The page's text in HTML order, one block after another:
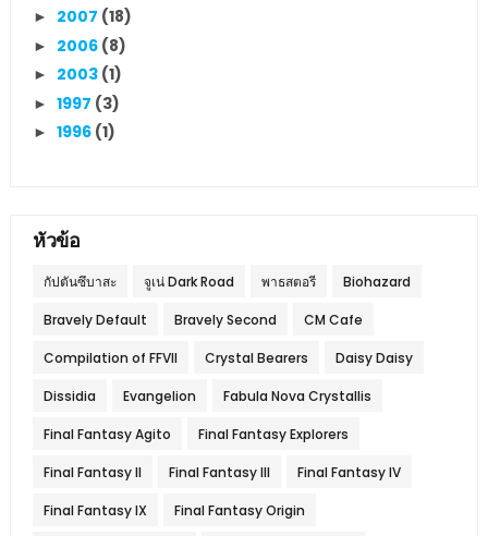
► 2007 (18)
► 2006 (8)
► 2003 (1)
► 1997 (3)
► 1996 (1)
หัวข้อ
กัปตันซึบาสะ จูเน่ Dark Road พาธสตอรี Biohazard
Bravely Default Bravely Second CM Cafe
Compilation of FFVII Crystal Bearers Daisy Daisy
Dissidia Evangelion Fabula Nova Crystallis
Final Fantasy Agito Final Fantasy Explorers
Final Fantasy II Final Fantasy III Final Fantasy IV
Final Fantasy IX Final Fantasy Origin